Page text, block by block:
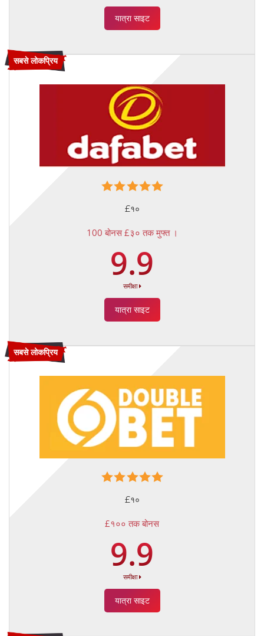
यात्रा साइट
सबसे लोकप्रिय
£१०
100 बोनस £३० तक मुफ्त ।
9.9
समीक्षा
यात्रा साइट
सबसे लोकप्रिय
£१०
£१०० तक बोनस
9.9
समीक्षा
यात्रा साइट